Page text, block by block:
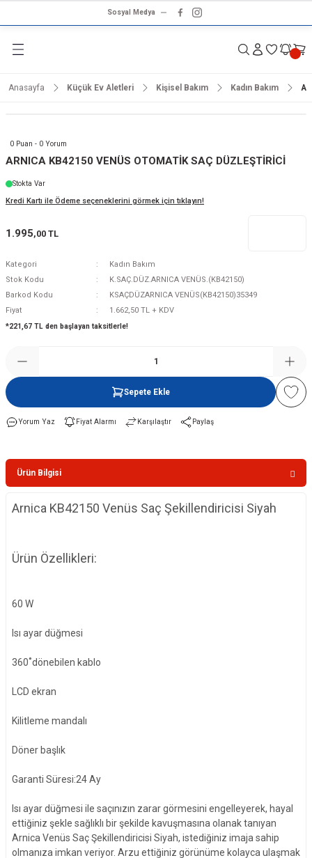
Sosyal Medya
Geri Dön
Geri Dön
Geri Dön
Ürünleri
Geri Dön
& Ses Sistemleri
Geri Dön
Geri Dön
Geri Dön
Anasayfa Küçük Ev Aletleri Kişisel Bakım Kadın Bakım
0 Puan - 0 Yorum
ARNICA KB42150 VENÜS OTOMATİK SAÇ DÜZLEŞTİRİCİ
Stokta Var
Kredi Kartı ile Ödeme seçeneklerini görmek için tıklayın!
1.995,00 TL
Kategori
Kadın Bakım
Stok Kodu
K.SAÇ.DÜZ.ARNICA VENÜS.(KB42150)
Barkod Kodu
KSAÇDÜZARNICA VENÜS(KB42150)35349
Fiyat
1.662,50 TL + KDV
*221,67 TL den başlayan taksitlerle!
Sepete Ekle
Yorum Yaz Fiyat Alarmı Karşılaştır Paylaş
Ürün Bilgisi
Arnica KB42150 Venüs Saç Şekillendiricisi Siyah
Ürün Özellikleri:
60 W
Isı ayar düğmesi
360˚dönebilen kablo
LCD ekran
Kilitleme mandalı
Döner başlık
Garanti Süresi:24 Ay
Isı ayar düğmesi ile saçınızın zarar görmesini engelleyerek, hayal
ettiğiniz şekle sağlıklı bir şekilde kavuşmasına olanak tanıyan
Arnica Venüs Saç Şekillendiricisi Siyah, istediğiniz imaja sahip
olmanıza imkan veriyor. Arzu ettiğiniz görünüme kolayca ulaşmak